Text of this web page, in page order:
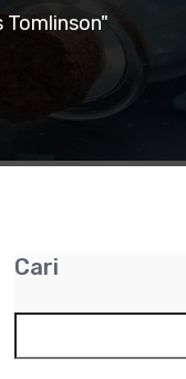
Tomlinson"
Cari